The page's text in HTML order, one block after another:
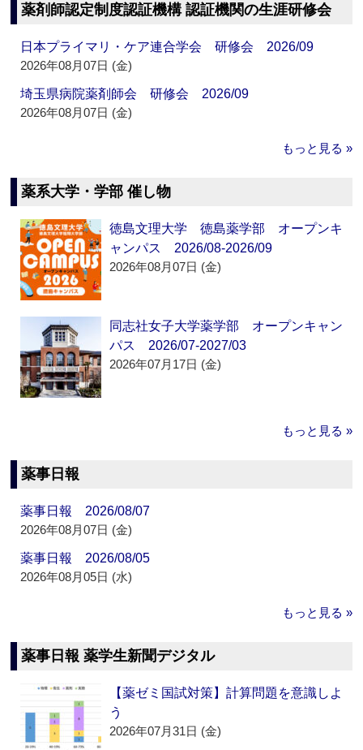
薬剤師認定制度認証機構 認証機関の生涯研修会
日本プライマリ・ケア連合学会 研修会 2026/09
2026年08月07日 (金)
埼玉県病院薬剤師会 研修会 2026/09
2026年08月07日 (金)
もっと見る »
薬系大学・学部 催し物
徳島文理大学 徳島薬学部 オープンキ
ャンパス 2026/08-2026/09
2026年08月07日 (金)
同志社女子大学薬学部 オープンキャン
パス 2026/07-2027/03
2026年07月17日 (金)
もっと見る »
薬事日報
薬事日報 2026/08/07
2026年08月07日 (金)
薬事日報 2026/08/05
2026年08月05日 (水)
もっと見る »
薬事日報 薬学生新聞デジタル
【薬ゼミ国試対策】計算問題を意識しよ
う
2026年07月31日 (金)